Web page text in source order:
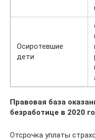
Осиротевшие
дети
Правовая база
безработице в 2020
Отсрочка уплаты